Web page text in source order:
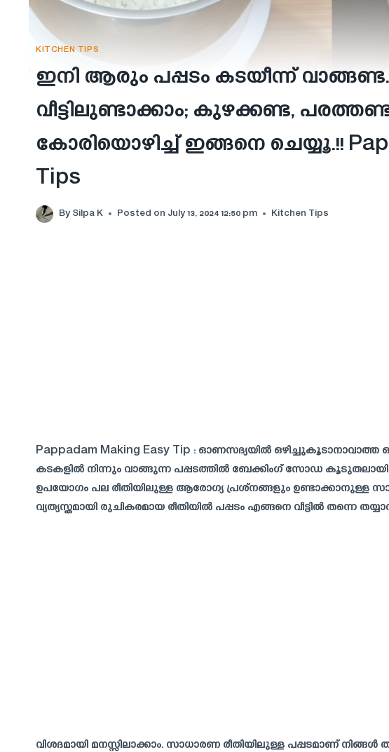
KITCHEN TIPS
ഇനി ആരും പപ്പടം കടയീന്ന്
വീട്ടിലുണ്ടാക്കാം; കുഴക്കണ്ട, പരത്തണ്ടാ
കോരിയൊഴിച്ച് ഇങ്ങനെ ചെയ്യൂ.!!
Tips
By Silpa K Posted on July 13, 2024 12:50 pm Kitchen Tips
Pappadam Making Easy Tip : ഓണസദ്യയിൽ
കടകളിൽ നിന്നും വാങ്ങുന്ന പപ്പടത്തിൽ ബേക്കിംഗ് സോഡ കൂടുതലായി
ഉപയോഗം പല രീതിയിലുള്ള ആരോഗ്യ പ്രശ്നങ്ങളും ഉണ്ടാക്കാനുള്ള
വ്യത്യസ്തമായി രുചികരമായ രീതിയിൽ പപ്പടം എങ്ങനെ വീട്ടിൽ തന്നെ
വിശദമായി മനസ്സിലാക്കാം. സാധാരണ രീതിയിലുള്ള പപ്പടമാണ് നിങ്ങൾ